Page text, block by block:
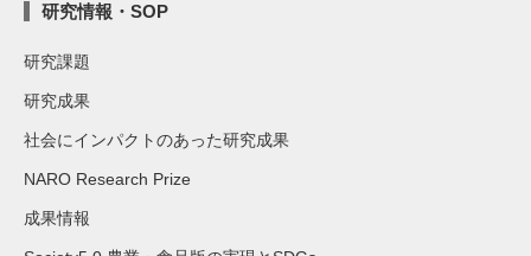
研究情報・SOP
研究課題
研究成果
社会にインパクトのあった研究成果
NARO Research Prize
成果情報